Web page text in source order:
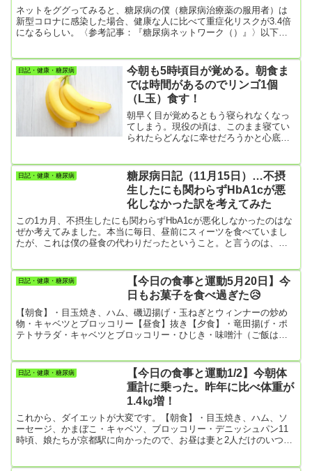
ネットをググってみると、糖尿病の僕（糖尿病治療薬の服用者）は
新型コロナに感染した場合、健康な人に比べて重症化リスクが3.4倍
になるらしい。〈参考記事：『糖尿病ネットワーク（）』〉以下、
リスク 喫煙指数が400以上（1日の喫煙本数×喫煙年数）の人。あ
と、高血圧の人も1.6倍のリスク。 糖尿病患者には合併症リスクが
あるし、新型コロナ感染リスクは3.4倍もあるし、いいこと...
日記・健康・糖尿病
今朝も5時頃目が覚める。朝食ま
では時間があるのでリンゴ1個
（L玉）食す！
朝早く目が覚めるともう寝られなくなっ
てしまう。現役の頃は、このまま寝てい
られたらどんなに幸せだろうかと心底思
れない。上手くいかないもんですねえ。
朝5時、さりとて冬のこんな時間に散歩に
出る気も起こらない。取り敢えずコーヒ
ーは入れたが、何だか物足りない。止め
ときゃいいのにリンゴに手が伸びてしま
った。糖尿病の僕が朝一で糖度満点のリ
ンゴを食べるなんて、合併症まっしぐら
だな。今日はこんなスタートを切ってし
日記・健康・糖尿病
糖尿病日記（11月15日）…不摂
生したにも関わらずHbA1cが悪
化しなかった訳を考えてみた
この1カ月、不摂生したにも関わらずHbA1cが悪化しなかったのはな
ぜか考えてみました。本当に毎日、昼前にスィーツを食べていまし
たが、これは僕の昼食の代わりだったということ。と言うのは、普
ます。まあ、砂糖入りのケーキですので、食べない方がいいに決ま
ってるのですけど、心の方はかなり満足の1カ月でした。そんなこと
もあってか、夜食はほとんど食べずに済みました。 お昼のケーキ以
外...
日記・健康・糖尿病
【今日の食事と運動5月20日】今
日もお菓子を食べ過ぎた😥
【朝食】・目玉焼き、ハム、磯辺揚げ・玉ねぎとウィンナーの炒め
物・キャベツとブロッコリー【昼食】抜き【夕食】・竜田揚げ・ポ
テトサラダ・キャベツとブロッコリー・ひじき・味噌汁（ご飯は抜
キー「セブーレ」1箱を完食（14枚入りで1枚当たり37㎉）1枚食べ出
したらもう止まりません。結局、37㎉×14枚＝518㎉😥これでは朝食
や夕食でご飯を抜いてる意味ないんだけど。【今日の運動】・散
日記・健康・糖尿病
【今日の食事と運動1/2】今朝体
重計に乗った。昨年に比べ体重が
1.4㎏増！
これから、ダイエットが大変です。【朝食】・目玉焼き、ハム、ソ
ーセージ、かまぼこ・キャベツ、ブロッコリー・デニッシュパン11
時頃、娘たちが京都駅に向かったので、お昼は妻と2人だけのいつも